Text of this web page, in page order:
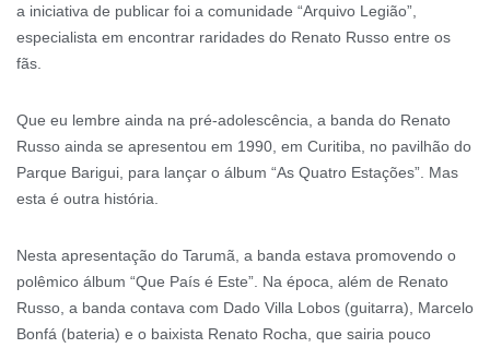
a iniciativa de publicar foi a comunidade “Arquivo Legião”,
especialista em encontrar raridades do Renato Russo entre os
fãs.
Que eu lembre ainda na pré-adolescência, a banda do Renato
Russo ainda se apresentou em 1990, em Curitiba, no pavilhão do
Parque Barigui, para lançar o álbum “As Quatro Estações”. Mas
esta é outra história.
Nesta apresentação do Tarumã, a banda estava promovendo o
polêmico álbum “Que País é Este”. Na época, além de Renato
Russo, a banda contava com Dado Villa Lobos (guitarra), Marcelo
Bonfá (bateria) e o baixista Renato Rocha, que sairia pouco